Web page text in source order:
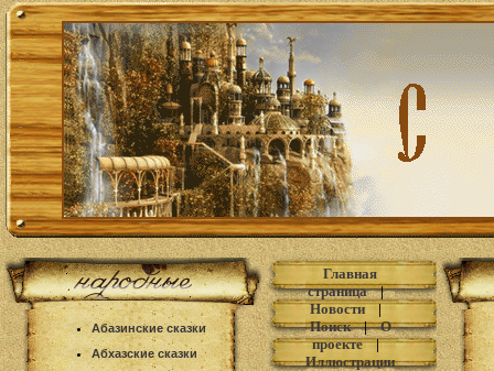
Абазинские сказки
Абхазские сказки
Главная
страница|
Новости|
Поиск|О
проекте|
Иллюстрации